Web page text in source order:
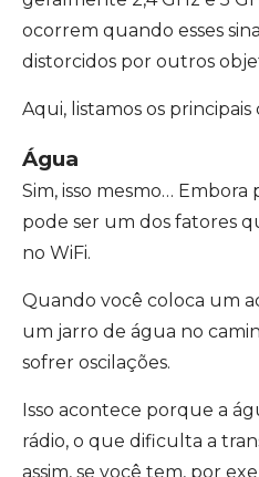
ocorrem quando esses
distorcidos por outros
Aqui, listamos os principais
Água
Sim, isso mesmo…
pode ser um dos fatores
no WiFi.
Quando você coloca um
um jarro de água no
sofrer oscilações.
Isso acontece porque a
rádio, o que dificulta a
assim, se você tem, por